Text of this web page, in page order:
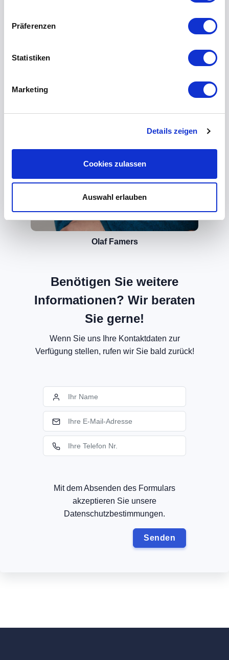
Präferenzen
Statistiken
Marketing
Details zeigen
Cookies zulassen
Auswahl erlauben
Olaf Famers
Benötigen Sie weitere
Informationen? Wir beraten
Sie gerne!
Wenn Sie uns Ihre Kontaktdaten zur
Verfügung stellen, rufen wir Sie bald zurück!
Mit dem Absenden des Formulars
akzeptieren Sie unsere
Datenschutzbestimmungen.